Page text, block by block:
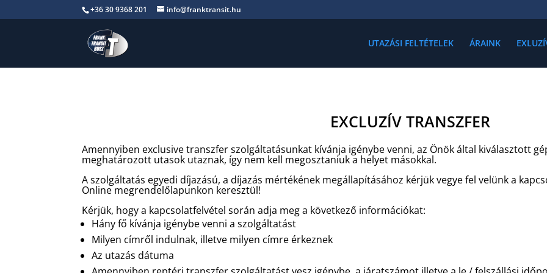
+36 30 9368 201 info@franktransit.hu
UTAZÁSI FELTÉTELEK ÁRAINK
EXCLUZÍV TRANSZFER
Amennyiben exclusive transzfer szolgáltatásunkat kívánja igénybe venni, az Önök által kiválasztott
meghatározott utasok utaznak, így nem kell megosztaniuk a helyet másokkal.
A szolgáltatás egyedi díjazású, a díjazás mértékének megállapításához kérjük vegye fel velünk a
Online megrendelőlapunkon keresztül!
Kérjük, hogy a kapcsolatfelvétel során adja meg a következő információkat:
Hány fő kívánja igénybe venni a szolgáltatást
Milyen címről indulnak, illetve milyen címre érkeznek
Az utazás dátuma